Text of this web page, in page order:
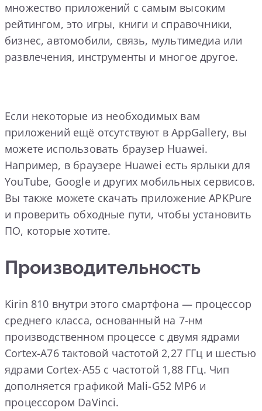
множество приложений с самым высоким
рейтингом, это игры, книги и справочники,
бизнес, автомобили, связь, мультимедиа или
развлечения, инструменты и многое другое.
Если некоторые из необходимых вам
приложений ещё отсутствуют в AppGallery, вы
можете использовать браузер Huawei.
Например, в браузере Huawei есть ярлыки для
YouTube, Google и других мобильных сервисов.
Вы также можете скачать приложение APKPure
и проверить обходные пути, чтобы установить
ПО, которые хотите.
Производительность
Kirin 810 внутри этого смартфона — процессор
среднего класса, основанный на 7-нм
производственном процессе с двумя ядрами
Cortex-A76 тактовой частотой 2,27 ГГц и шестью
ядрами Cortex-A55 с частотой 1,88 ГГц. Чип
дополняется графикой Mali-G52 MP6 и
процессором DaVinci.